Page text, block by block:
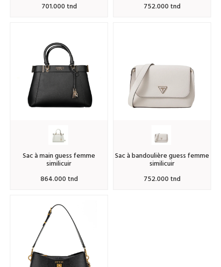
701.000 tnd
752.000 tnd
sac à main guess femme
similicuir
864.000 tnd
sac à bandoulière guess femme
similicuir
752.000 tnd